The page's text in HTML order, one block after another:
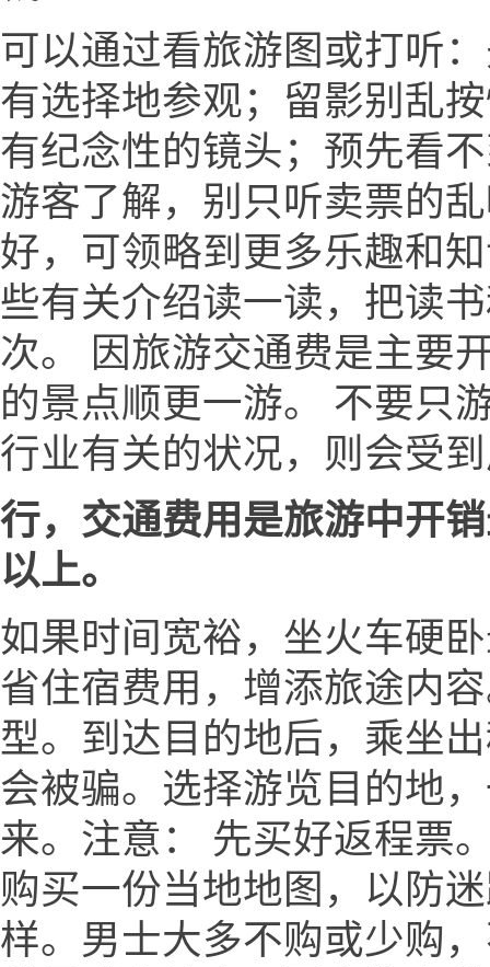
可以通过看旅游图或打听
有选择地参观；留影别乱
有纪念性的镜头；预先看
游客了解，别只听卖票的
好，可领略到更多乐趣和
些有关介绍读一读，把读
次。 因旅游交通费是主要
的景点顺更一游。 不要只
行业有关的状况，则会受
行，交通费用是旅游中开
以上。
如果时间宽裕，坐火车硬
省住宿费用，增添旅途内
型。到达目的地后，乘坐
会被骗。选择游览目的地
来。注意： 先买好返程票
购买一份当地地图，以防
样。男士大多不购或少购